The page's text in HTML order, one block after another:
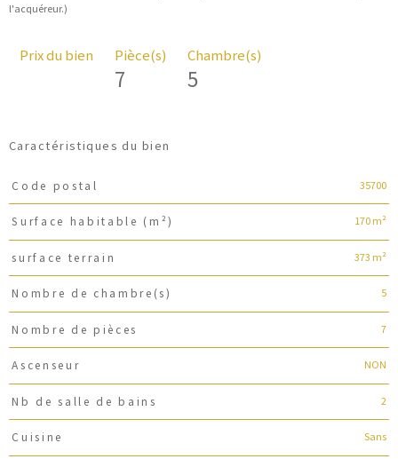
Prix du bien Pièce(s)
7
Chambre(s)
5
Caractéristiques du bien
Caractéristiques Valeurs
Code postal 35700
Surface habitable (m²) 170 m²
surface terrain 373 m²
Nombre de chambre(s) 5
Nombre de pièces 7
Ascenseur NON
Nb de salle de bains 2
Cuisine Sans